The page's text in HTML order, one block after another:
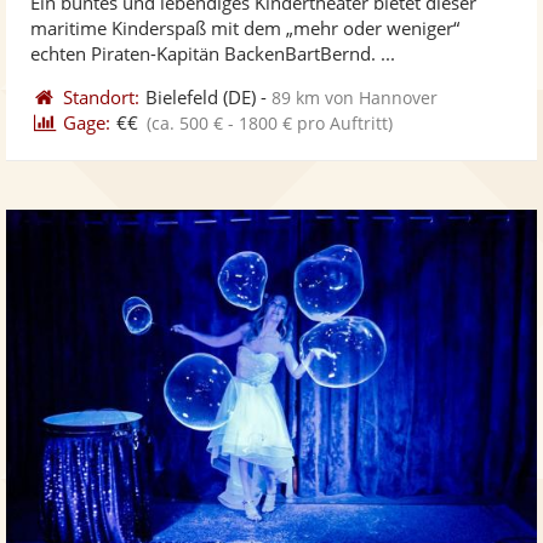
5
maritime Kinderspaß mit dem „mehr oder weniger“
echten Piraten-Kapitän BackenBartBernd. ...
Standort: Bielefeld (DE) -89 km von Hannover
Gage: €€ (ca. 500 € - 1800 € pro Auftritt)